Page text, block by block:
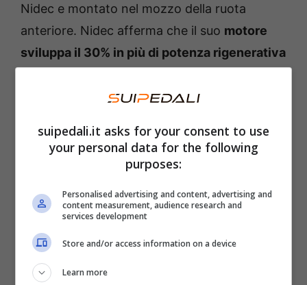
Nidec e montato nel mozzo della ruota
anteriore. Nidec afferma che il suo motore
sviluppa il 30% in più di potenza rigenerativa
un’efficienza di recupero dell’energia leader
Proprio nel recupero dell’energia prodotta sta
al modello in questione di avere un’autonomia
praticamente illimitata. L’ebike Feremo,
quindi, potrebbe arrivare, secondo l’azienda,
a un’autonomia di 1.000 km che sarebbe
suipedali.it asks for your consent to use
your personal data for the following
purposes:
Personalised advertising and content, advertising and
content measurement, audience research and
services development
Store and/or access information on a device
Learn more